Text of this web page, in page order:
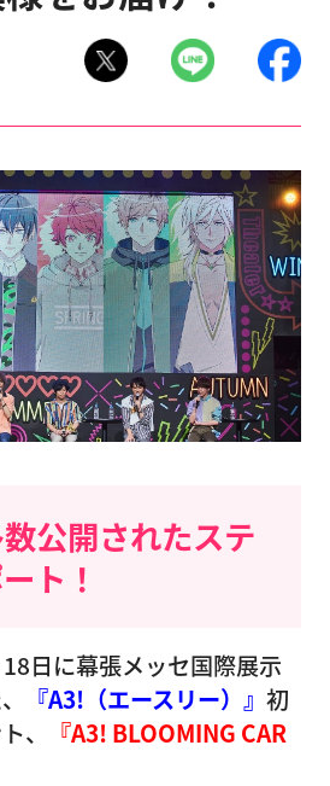
公開されたステ
ト！
日に幕張メッセ国際展示
『A3!（エースリー）』 初
、
『A3! BLOOMING CAR